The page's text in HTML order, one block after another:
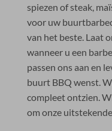
spiezen of steak,
voor uw
van het beste. Laat
wanneer u een
passen ons aan en
buurt BBQ wenst.
compleet ontzien.
om onze